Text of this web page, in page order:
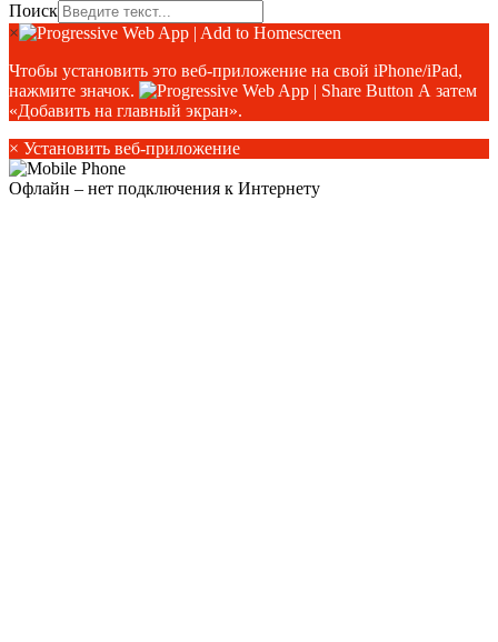
Поиск
×
Чтобы установить это веб-приложение на свой iPhone/iPad,
нажмите значок.
А затем
«Добавить на главный экран».
× Установить веб-приложение
Офлайн – нет подключения к Интернету